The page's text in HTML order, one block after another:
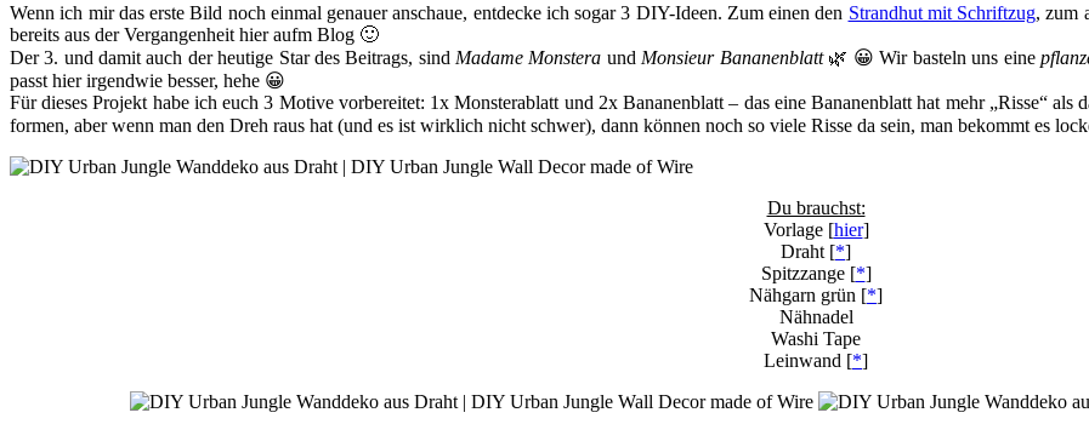
Wenn ich mir das erste Bild noch einmal genauer anschaue, entdecke ich sogar 3 DIY-Ideen. Zum einen den Strandhut mit Schriftzug, zum
bereits aus der Vergangenheit hier aufm Blog 🙂
Der 3. und damit auch der heutige Star des Beitrags, sind Madame Monstera und Monsieur Bananenblatt🌿 😀 Wir basteln uns eine
passt hier irgendwie besser, hehe 😀
Für dieses Projekt habe ich euch 3 Motive vorbereitet: 1x Monsterablatt und 2x Bananenblatt – das eine Bananenblatt hat mehr „Risse“
formen, aber wenn man den Dreh raus hat (und es ist wirklich nicht schwer), dann können noch so viele Risse da sein, man bekommt es
Du brauchst:
Vorlage [hier]
Draht [*]
Spitzzange [*]
Nähgarn grün [*]
Nähnadel
Washi Tape
Leinwand [*]